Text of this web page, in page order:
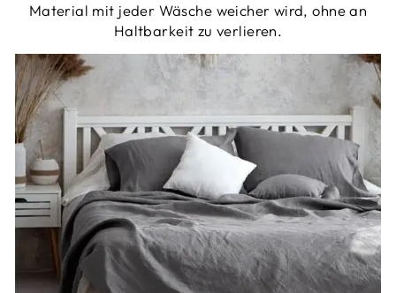
Material mit jeder Wäsche weicher wird, ohne an
Haltbarkeit zu verlieren.